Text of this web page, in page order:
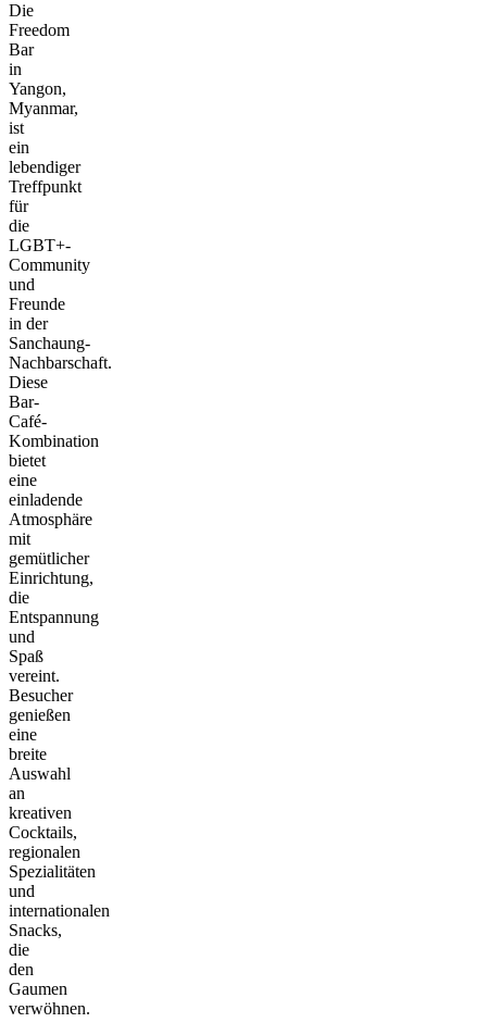
Die
Freedom
Bar
in
Yangon,
Myanmar,
ist
ein
lebendiger
Treffpunkt
für
die
LGBT+-
Community
und
Freunde
in der
Sanchaung-
Nachbarschaft.
Diese
Bar-
Café-
Kombination
bietet
eine
einladende
Atmosphäre
mit
gemütlicher
Einrichtung,
die
Entspannung
und
Spaß
vereint.
Besucher
genießen
eine
breite
Auswahl
an
kreativen
Cocktails,
regionalen
Spezialitäten
und
internationalen
Snacks,
die
den
Gaumen
verwöhnen.